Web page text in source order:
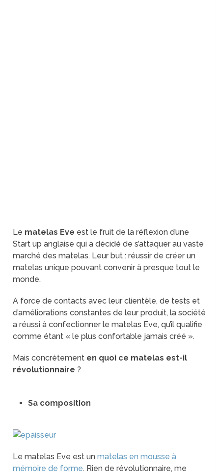
Le matelas Eve est le fruit de la réflexion d’une
Start up anglaise qui a décidé de s’attaquer au vaste
marché des matelas. Leur but : réussir de créer un
matelas unique pouvant convenir à presque tout le
monde.
A force de contacts avec leur clientèle, de tests et
d’améliorations constantes de leur produit, la société
a réussi à confectionner le matelas Eve, qu’il qualifie
comme étant « le plus confortable jamais créé ».
Mais concrètement en quoi ce matelas est-il
révolutionnaire ?
Sa composition
Le matelas Eve est un matelas en mousse à
mémoire de forme. Rien de révolutionnaire, me